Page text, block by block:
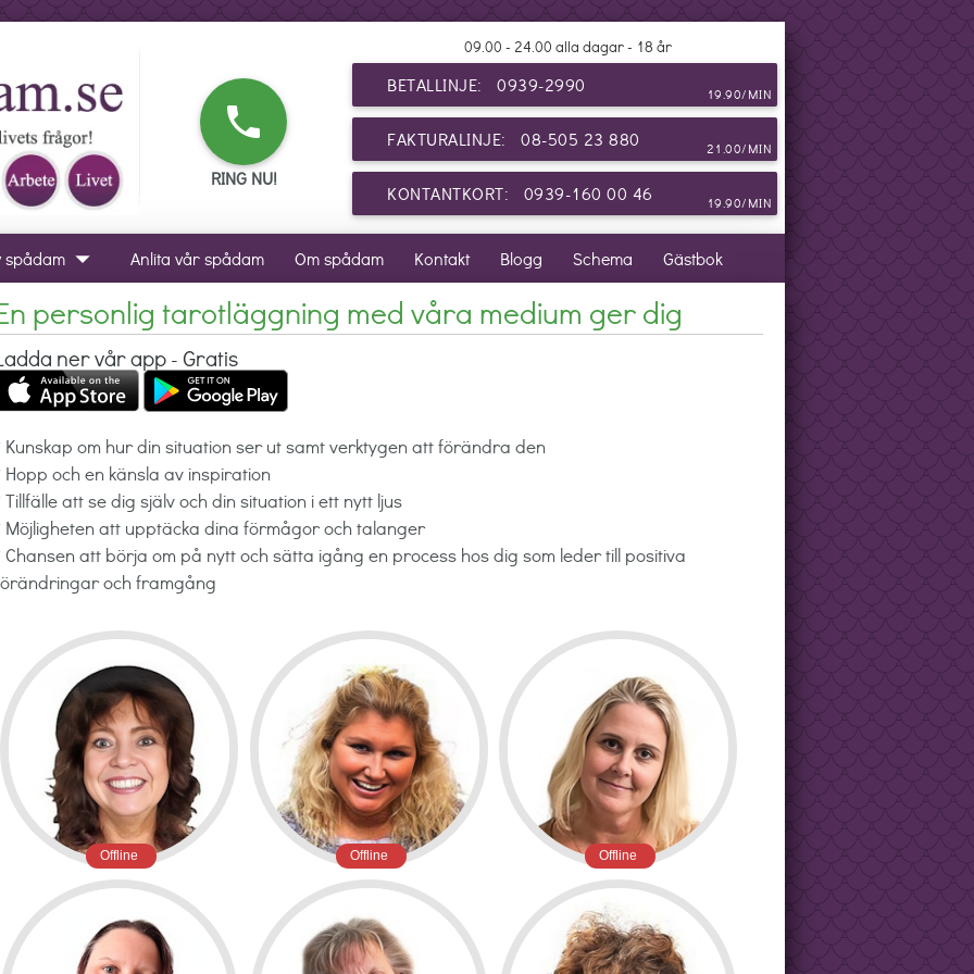
phone
RING NU!
09.00 - 24.00 alla dagar - 18 år
BETALLINJE: 0939-2990 19.90/MIN
FAKTURALINJE: 08-505 23 880 21.00/MIN
KONTANTKORT: 0939-160 00 46 19.90/MIN
spådam arrow_drop_down Anlita vår spådam Om spådam Kontakt Blogg Schema Gästbok
personlig tarotläggning med våra medium ger dig
ner vår app - Gratis
Kunskap om hur din situation ser ut samt verktygen att förändra den
Hopp och en känsla av inspiration
Tillfälle att se dig själv och din situation i ett nytt ljus
Möjligheten att upptäcka dina förmågor och talanger
Chansen att börja om på nytt och sätta igång en process hos dig som leder till positiva
och framgång
Offline Offline Offline